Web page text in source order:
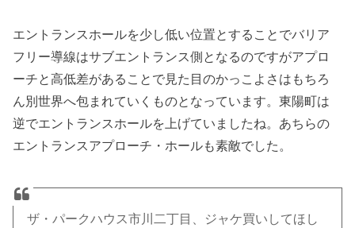
エントランスホールを少し低い位置とすることでバリア
フリー導線はサブエントランス側となるのですがアプロ
ーチと高低差があることで見た目のかっこよさはもちろ
ん別世界へ包まれていくものとなっています。東陽町は
逆でエントランスホールを上げていましたね。あちらの
エントランスアプローチ・ホールも素敵でした。
ザ・パークハウス市川二丁目、ジャケ買いしてほし